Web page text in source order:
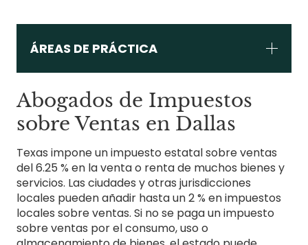
Abogados de Impuestos
sobre Ventas en Dallas
Texas impone un impuesto estatal sobre ventas
del 6.25 % en la venta o renta de muchos bienes y
servicios. Las ciudades y otras jurisdicciones
locales pueden añadir hasta un 2 % en impuestos
locales sobre ventas. Si no se paga un impuesto
sobre ventas por el consumo, uso o
ÁREAS DE PRÁCTICA